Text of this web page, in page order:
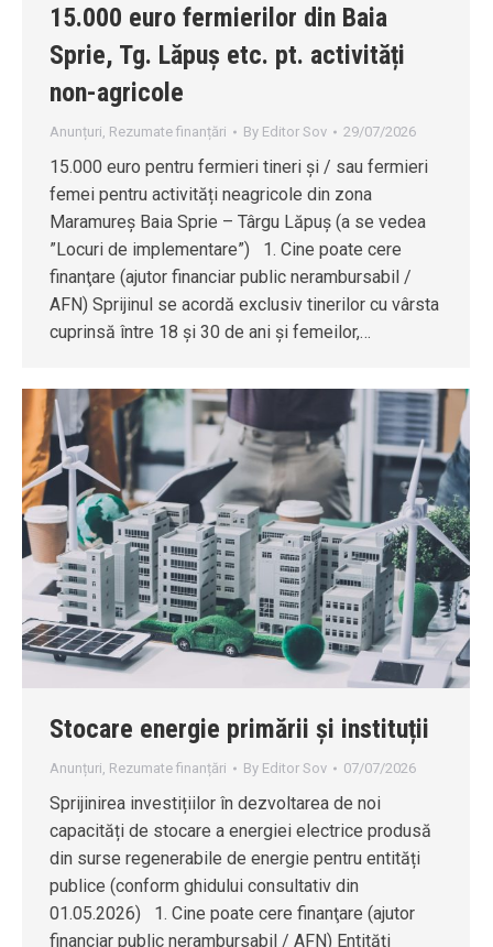
15.000 euro fermierilor din Baia
Sprie, Tg. Lăpuș etc. pt. activități
non-agricole
Anunțuri Rezumate finanțări By Editor Sov 29/07/2026
15.000 euro pentru fermieri tineri și / sau fermieri
femei pentru activități neagricole din zona
Maramureș Baia Sprie – Târgu Lăpuș (a se vedea
”Locuri de implementare”) 1. Cine poate cere
finanţare (ajutor financiar public nerambursabil /
AFN) Sprijinul se acordă exclusiv tinerilor cu vârsta
cuprinsă între 18 și 30 de ani și femeilor,…
Stocare energie primării și instituții
Anunțuri Rezumate finanțări By Editor Sov 07/07/2026
Sprijinirea investițiilor în dezvoltarea de noi
capacități de stocare a energiei electrice produsă
din surse regenerabile de energie pentru entități
publice (conform ghidului consultativ din
01.05.2026) 1. Cine poate cere finanţare (ajutor
financiar public nerambursabil / AFN) Entități